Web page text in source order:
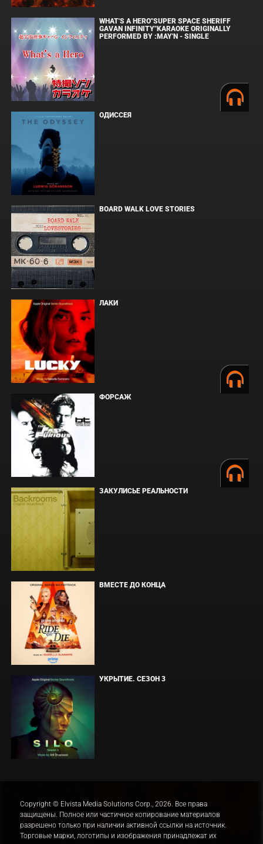
WHAT'S A HERO"SUPER SPACE SHERIFF
GAVAN INFINITY"KARAOKE ORIGINALLY
PERFORMED BY :MAY'N - SINGLE
ОДИССЕЯ
BOARD WALK LOVE STORIES
ЛАКИ
ФОРСАЖ
ЗАКУЛИСЬЕ РЕАЛЬНОСТИ
ВМЕСТЕ ДО КОНЦА
УКРЫТИЕ. СЕЗОН 3
Copyright © Elvista Media Solutions Corp., 2026. Все права
защищены. Полное или частичное копирование материалов
разрешено только при наличии активной ссылки на источник.
Торговые марки, логотипы и изображения принадлежат их